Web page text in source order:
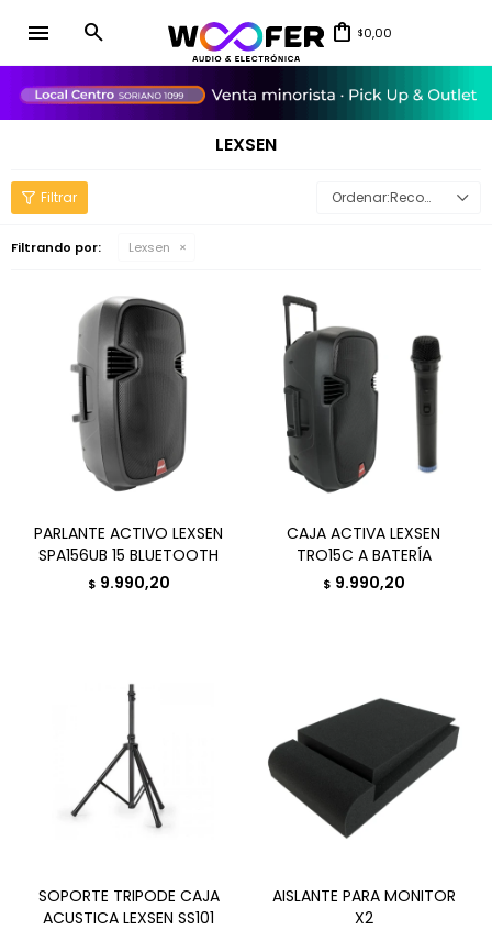
menu $0,00
LEXSEN
Recomendados
Filtrando por: Lexsen
PARLANTE ACTIVO LEXSEN
SPA156UB 15 BLUETOOTH
$ 9.990,20
CAJA ACTIVA LEXSEN
TRO15C A BATERÍA
$ 9.990,20
SOPORTE TRIPODE CAJA
ACUSTICA LEXSEN SS101
AISLANTE PARA MONITOR
X2
close